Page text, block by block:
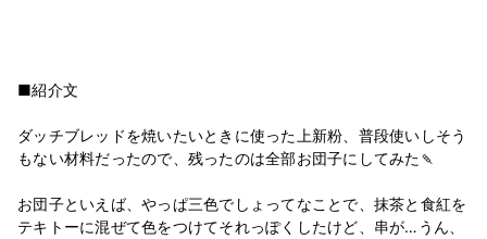
■紹介文
ダッチブレッドを焼いたいときに使った上新粉、普段使いしそう
もない材料だったので、残ったのは全部お団子にしてみた🍡
お団子といえば、やっぱ三色でしょってなことで、抹茶と食紅を
テキトーに混ぜて色をつけてそれっぽくしたけど、串が…うん、